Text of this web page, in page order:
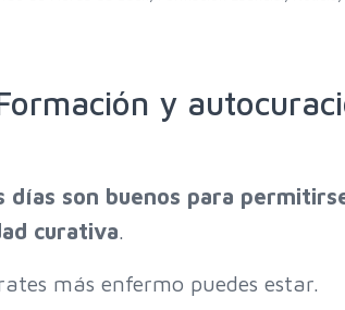
y
días son buenos para
curativa.
más enfermo puedes estar.